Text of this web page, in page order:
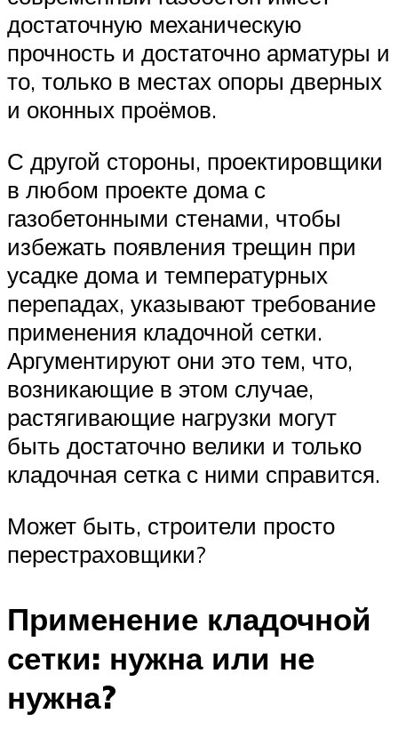
достаточную механическую
прочность и достаточно арматуры и
то, только в местах опоры дверных
и оконных проёмов.
С другой стороны, проектировщики
в любом проекте дома с
газобетонными стенами, чтобы
избежать появления трещин при
усадке дома и температурных
перепадах, указывают требование
применения кладочной сетки.
Аргументируют они это тем, что,
возникающие в этом случае,
растягивающие нагрузки могут
быть достаточно велики и только
кладочная сетка с ними справится.
Может быть, строители просто
перестраховщики?
Применение кладочной
сетки: нужна или не
нужна?